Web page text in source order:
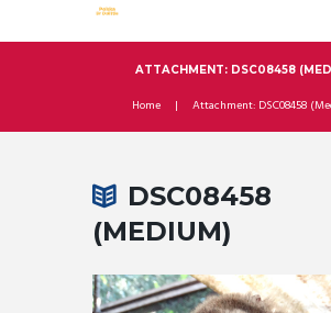
ATTACHMENT: DSC08458
Home Attachment: DSC08458
DSC08458
(MEDIUM)